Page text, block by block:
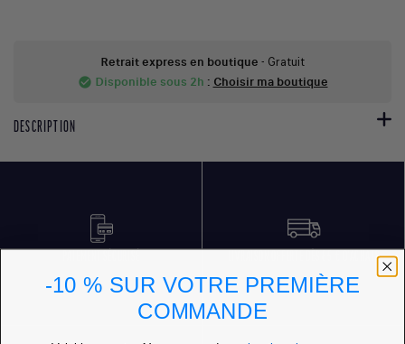
Retrait express en boutique - Gratuit
check_circle Disponible sous 2h : Choisir ma boutique
DESCRIPTION
LIVRAISON OFFERTE DÈS 85 € D'ACHATS
-10 % SUR VOTRE PREMIÈRE
COMMANDE